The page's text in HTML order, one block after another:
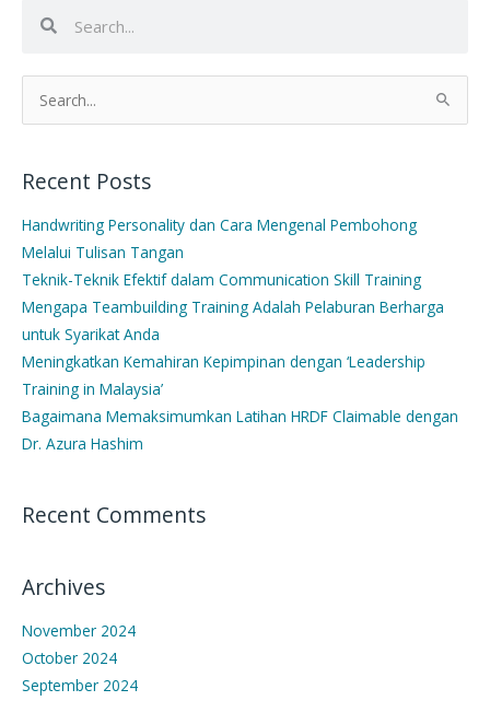
Search
for:
Recent Posts
Handwriting Personality dan Cara Mengenal Pembohong
Melalui Tulisan Tangan
Teknik-Teknik Efektif dalam Communication Skill Training
Mengapa Teambuilding Training Adalah Pelaburan Berharga
untuk Syarikat Anda
Meningkatkan Kemahiran Kepimpinan dengan ‘Leadership
Training in Malaysia’
Bagaimana Memaksimumkan Latihan HRDF Claimable dengan
Dr. Azura Hashim
Recent Comments
Archives
November 2024
October 2024
September 2024